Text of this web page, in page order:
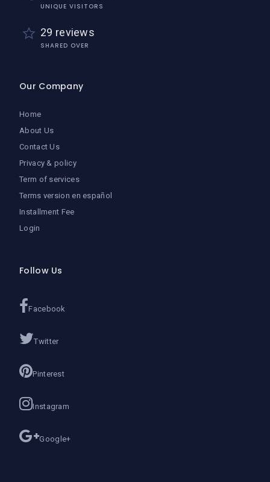
UNIQUE VISITORS
29 reviews
SHARED OVER
Our Company
Home
About Us
Contact Us
Privacy & policy
Term of services
Terms version en español
Installment Fee
Login
Follow Us
Facebook
Twitter
Pinterest
Instagram
Google+